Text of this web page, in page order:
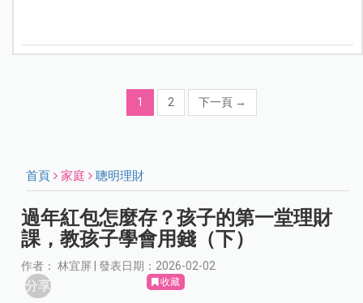
1 2 下一頁 →
首頁 家庭 聰明理財
過年紅包怎麼存？孩子的第一堂理財
課，教孩子學會用錢（下）
作者： 林宜屏 | 發表日期：2026-02-02
分享 收藏